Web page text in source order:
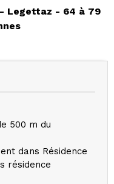
Legettaz
64 à 79
500 m du
dans Résidence
résidence